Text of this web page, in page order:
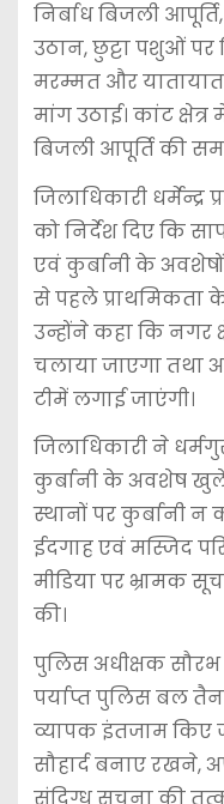
निर्बाध बिजली
उठान, छुट्टा पशुओं पर
मरम्मत और
मांग उठाई। कांट
बिजली आपूर्ति की
जिलाधिकारी
को निर्देश दिए कि
एवं कुर्बानी के
से पहले प्राथमिकता
उन्होंने कहा कि नगर
चलाया जाएगा तथा
टीमें लगाई जाएंगी।
जिलाधिकारी ने
कुर्बानी के अवशेष
स्थानों पर कुर्बानी
ईदगाह एवं मस्जिद
मीडिया पर भ्रामक
की।
पुलिस अधीक्षक सौरभ
पर्याप्त पुलिस बल
व्यापक इंतजाम किए
सौहार्द बनाए रखने,